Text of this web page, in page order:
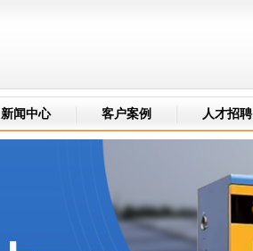
新闻中心 客户案例 人才招聘